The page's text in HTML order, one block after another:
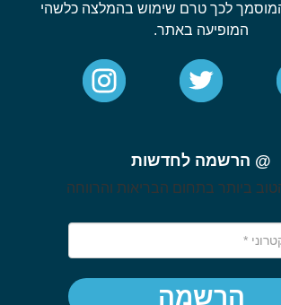
לכך טרם שימוש בהמלצה כלשהי
המופיעה באתר.
@ הרשמה לחדשות
ביותר בתחום הבריאות והרווחה
הרשמה